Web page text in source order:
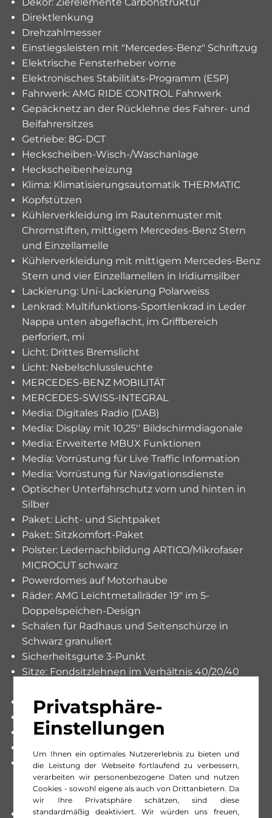
Privatsphäre-
Einstellungen
Um Ihnen ein optimales Nutzererlebnis zu bieten und
die Leistung der Webseite fortlaufend zu verbessern,
verarbeiten wir personenbezogene Daten und nutzen
Cookies - sowohl eigene als auch von Drittanbietern. Da
wir Ihre Privatsphäre schätzen, sind diese
standardmäßig deaktiviert. Wir würden uns freuen,
Dekor: Zierelemente Carbonstruktur
Direktlenkung
Drehzahlmesser
Einstiegsleisten mit "Mercedes-Benz" Schriftzug
Elektrische Fensterheber vorne
Elektronisches Stabilitäts-Programm (ESP)
Fahrwerk: AMG RIDE CONTROL Fahrwerk
Gepäcknetz an der Rücklehne des Fahrer- und
Beifahrersitzes
Getriebe: 8G-DCT
Heckscheiben-Wisch-/Waschanlage
Heckscheibenheizung
Klima: Klimatisierungsautomatik THERMATIC
Kopfstützen
Kühlerverkleidung im Rautenmuster mit
Chromstiften, mittigem Mercedes-Benz Stern
und Einzellamelle
Kühlerverkleidung mit mittigem Mercedes-Benz
Stern und vier Einzellamellen in Iridiumsilber
Lackierung: Uni-Lackierung Polarweiss
Lenkrad: Multifunktions-Sportlenkrad in Leder
Nappa unten abgeflacht, im Griffbereich
perforiert, mi
Licht: Drittes Bremslicht
Licht: Nebelschlussleuchte
MERCEDES-BENZ MOBILITÄT
MERCEDES-SWISS-INTEGRAL
Media: Digitales Radio (DAB)
Media: Display mit 10,25'' Bildschirmdiagonale
Media: Erweiterte MBUX Funktionen
Media: Vorrüstung für Live Traffic Information
Media: Vorrüstung für Navigationsdienste
Optischer Unterfahrschutz vorn und hinten in
Silber
Paket: Licht- und Sichtpaket
Paket: Sitzkomfort-Paket
Polster: Ledernachbildung ARTICO/Mikrofaser
MICROCUT schwarz
Powerdomes auf Motorhaube
Räder: AMG Leichtmetallräder 19" im 5-
Doppelspeichen-Design
Schalen für Radhaus und Seitenschürze in
Schwarz granuliert
Sicherheitsgurte 3-Punkt
Sitze: Fondsitzlehnen im Verhältnis 40/20/40
Sitze: Komfortsitze vorne
Sitze: Sportsitze
Sportlicher Motorsound
Zentralverriegelung mit Fernbedienung
AMG Line Premium Plus